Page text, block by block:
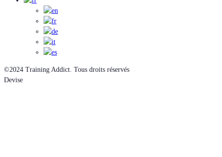
©2024 Training Addict. Tous droits réservés
Devise